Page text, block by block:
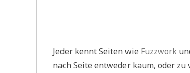
Jeder kennt Seiten wie Fuzzwork
nach Seite entweder kaum, oder